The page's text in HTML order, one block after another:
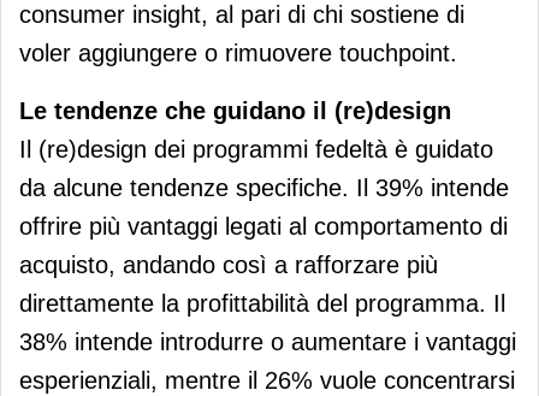
consumer insight, al pari di chi sostiene di
voler aggiungere o rimuovere touchpoint.
Le tendenze che guidano il (re)design
Il (re)design dei programmi fedeltà è guidato
da alcune tendenze specifiche. Il 39% intende
offrire più vantaggi legati al comportamento di
acquisto, andando così a rafforzare più
direttamente la profittabilità del programma. Il
38% intende introdurre o aumentare i vantaggi
esperienziali, mentre il 26% vuole concentrarsi